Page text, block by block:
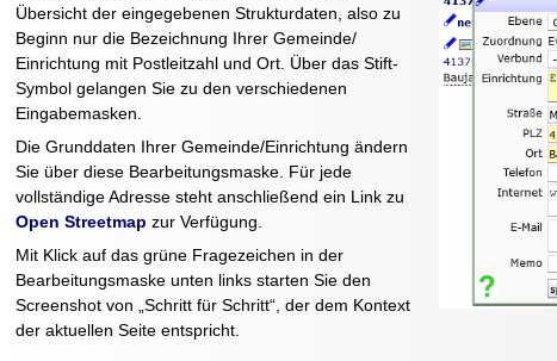
Übersicht der eingegebenen Strukturdaten, also zu
Beginn nur die Bezeichnung Ihrer Gemeinde/
Einrichtung mit Postleitzahl und Ort. Über das Stift-
Symbol gelangen Sie zu den verschiedenen
Eingabemasken.
Die Grunddaten Ihrer Gemeinde/Einrichtung ändern
Sie über diese Bearbeitungsmaske. Für jede
vollständige Adresse steht anschließend ein Link zu
Open Streetmap zur Verfügung.
Mit Klick auf das grüne Fragezeichen in der
Bearbeitungsmaske unten links starten Sie den
Screenshot von „Schritt für Schritt“, der dem Kontext
der aktuellen Seite entspricht.